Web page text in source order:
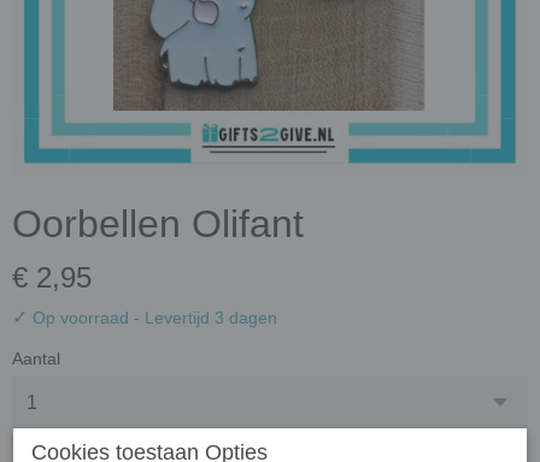
Oorbellen Olifant
€ 2,95
✓ Op voorraad - Levertijd 3 dagen
Aantal
Cookies toestaan Opties